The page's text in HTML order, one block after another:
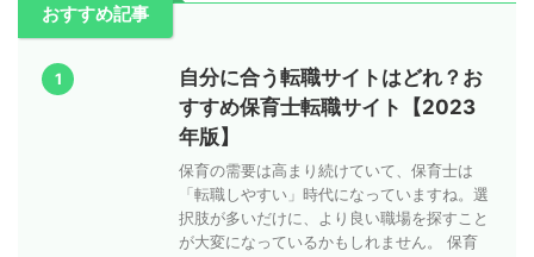
おすすめ記事
1
自分に合う転職サイトはどれ？お
すすめ保育士転職サイト【2023
年版】
保育の需要は高まり続けていて、保育士は
「転職しやすい」時代になっていますね。選
択肢が多いだけに、より良い職場を探すこと
が大変になっているかもしれません。 保育